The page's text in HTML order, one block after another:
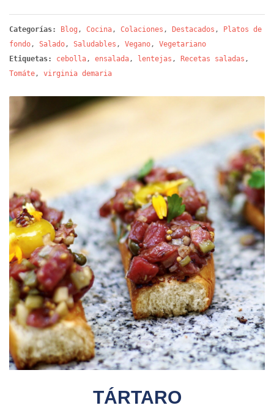
Categorías: Blog , Cocina, Colaciones , Destacados ,
Platos de
fondo, Salado, Saludables , Vegano, Vegetariano
Etiquetas:
cebolla, ensalada, lentejas , Recetas saladas ,
Tomáte, virginia demaria
TÁRTARO